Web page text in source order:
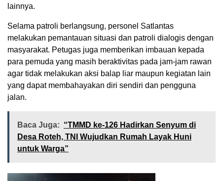
lainnya.
Selama patroli berlangsung, personel Satlantas
melakukan pemantauan situasi dan patroli dialogis dengan
masyarakat. Petugas juga memberikan imbauan kepada
para pemuda yang masih beraktivitas pada jam-jam rawan
agar tidak melakukan aksi balap liar maupun kegiatan lain
yang dapat membahayakan diri sendiri dan pengguna
jalan.
Baca Juga: “TMMD ke-126 Hadirkan Senyum di
Desa Roteh, TNI Wujudkan Rumah Layak Huni
untuk Warga”